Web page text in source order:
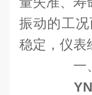
振动的工
稳定，仪表
一、